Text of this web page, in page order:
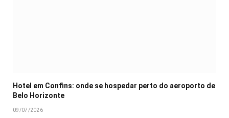
Hotel em Confins: onde se hospedar perto do aeroporto de
Belo Horizonte
09/07/2026